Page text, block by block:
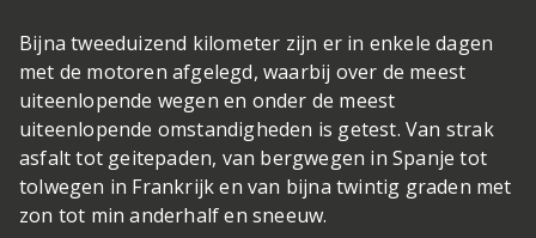
Bijna tweeduizend kilometer zijn er in enkele dagen
met de motoren afgelegd, waarbij over de meest
uiteenlopende wegen en onder de meest
uiteenlopende omstandigheden is getest. Van strak
asfalt tot geitepaden, van bergwegen in Spanje tot
tolwegen in Frankrijk en van bijna twintig graden met
zon tot min anderhalf en sneeuw.